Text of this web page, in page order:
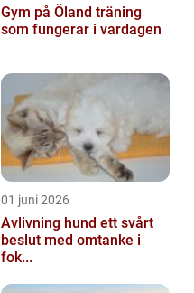
Gym på Öland träning
som fungerar i vardagen
01 juni 2026
Avlivning hund ett svårt
beslut med omtanke i
fok...